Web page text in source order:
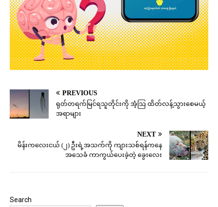
PREVIOUS
ရုတ်တရက်မြင်ရသူတိုင်းကို အံ့သြ ထိတ်လန့်သွားစေမယ့်
အရာများ
NEXT
မိန်းကလေးငယ် (၂) ဦးရဲ့အသက်ကို ကျားသစ်ရန်ကနေ
အသေခံ ကာကွယ်ပေးခဲ့တဲ့ ခွေးလေး
Search